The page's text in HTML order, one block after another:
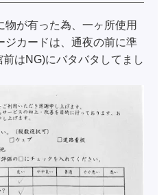
が有った為、一ヶ所使用
ジカードは、通夜の前に準
はNG)にバタバタしてまし